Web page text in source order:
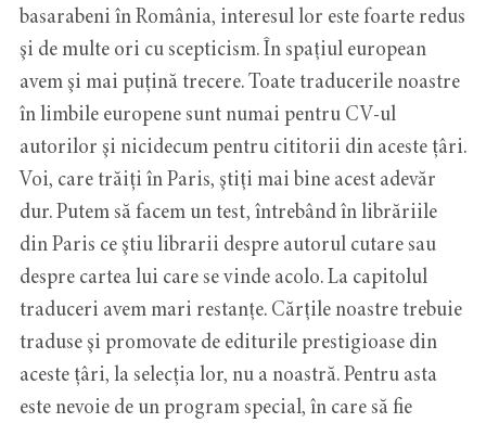
basarabeni în România, interesul lor este foarte redus
şi de multe ori cu scepticism. În spaţiul european
avem şi mai puțină trecere. Toate traducerile noastre
în limbile europene sunt numai pentru CV-ul
autorilor şi nicidecum pentru cititorii din aceste țâri.
Voi, care trăiți în Paris, ştiţi mai bine acest adevăr
dur. Putem să facem un test, întrebând în librăriile
din Paris ce ştiu librarii despre autorul cutare sau
despre cartea lui care se vinde acolo. La capitolul
traduceri avem mari restanţe. Cărţile noastre trebuie
traduse şi promovate de editurile prestigioase din
aceste țâri, la selecția lor, nu a noastră. Pentru asta
este nevoie de un program special, în care să fie